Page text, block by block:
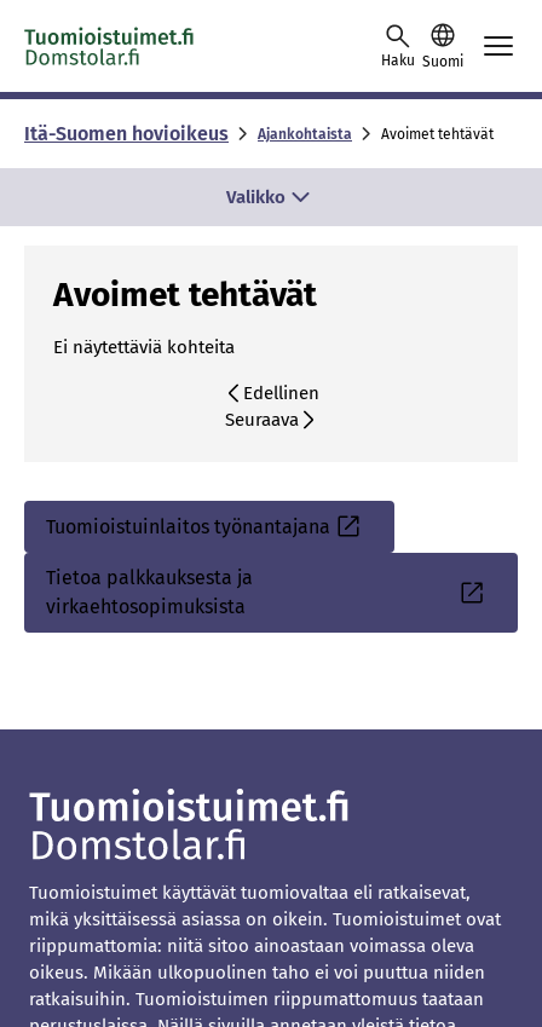
Skip to content -saavutettavuusohje
Haku Suomi
Itä-Suomen hovioikeus Ajankohtaista Avoimet tehtävät
Valikko
Avoimet tehtävät
Ei näytettäviä kohteita
Edellinen
Seuraava
Tuomioistuinlaitos työnantajana
Sisäinen
linkki
Tietoa palkkauksesta ja
virkaehtosopimuksista
linkki
Tuomioistuimet käyttävät tuomiovaltaa eli ratkaisevat,
mikä yksittäisessä asiassa on oikein. Tuomioistuimet ovat
riippumattomia: niitä sitoo ainoastaan voimassa oleva
oikeus. Mikään ulkopuolinen taho ei voi puuttua niiden
ratkaisuihin. Tuomioistuimen riippumattomuus taataan